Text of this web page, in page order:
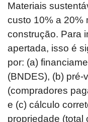
Materiais
custo 10% a 20%
construção. Para
apertada, isso é
por: (a)
(BNDES), (b)
(compradores
e (c) cálculo
propriedade (total